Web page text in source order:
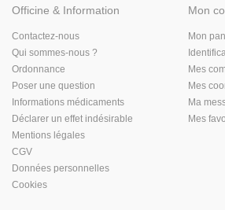
Officine & Information
Contactez-nous
Qui sommes-nous ?
Ordonnance
Poser une question
Informations médicaments
Déclarer un effet indésirable
Mentions légales
CGV
Données personnelles
Cookies
Mon
Mon
Mes
Mes
Ma
Mes